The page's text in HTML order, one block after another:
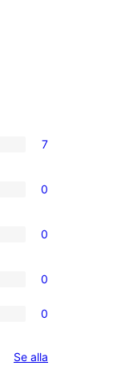
7
0
0
0
0
Se alla